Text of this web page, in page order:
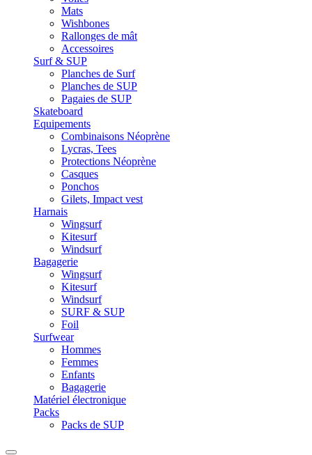
Mats
Wishbones
Rallonges de mât
Accessoires
Surf & SUP
Planches de Surf
Planches de SUP
Pagaies de SUP
Skateboard
Equipements
Combinaisons Néoprène
Lycras, Tees
Protections Néoprène
Casques
Ponchos
Gilets, Impact vest
Harnais
Wingsurf
Kitesurf
Windsurf
Bagagerie
Wingsurf
Kitesurf
Windsurf
SURF & SUP
Foil
Surfwear
Hommes
Femmes
Enfants
Bagagerie
Matériel électronique
Packs
Packs de SUP